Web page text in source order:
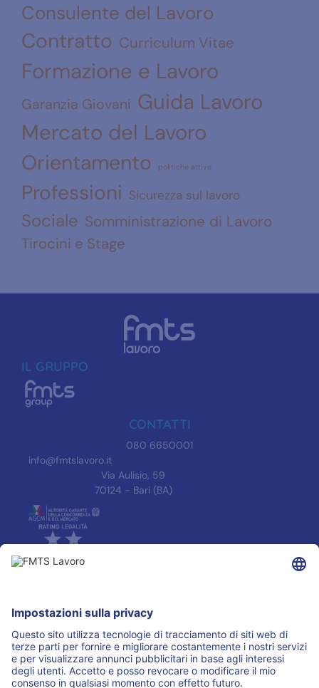
Consulente del Lavoro
Contratto Curriculum Vitae
Formazione e Lavoro
Garanzia Giovani Guida Lavoro
Mercato del Lavoro
Orientamento politiche attive
Professioni Sicurezza sul lavoro
Sociale Somministrazione di Lavoro
Tirocini e Stage
IL GRUPPO
CONTATTI
080 6650001
info@fmtslavoro.it
Via Aulisio, 59
70124 - Bari (BA)
Accreditamenti
ASSOCIAZIONI